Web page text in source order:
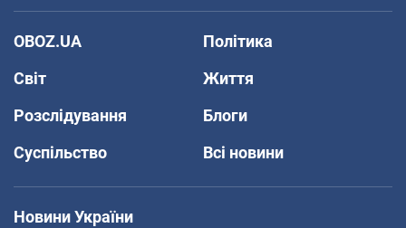
OBOZ.UA
Політика
Світ
Життя
Розслідування
Блоги
Суспільство
Всі новини
Новини України